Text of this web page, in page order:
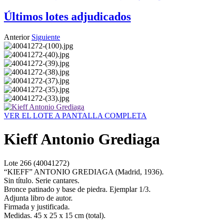
Últimos lotes adjudicados
Anterior Siguiente
VER EL LOTE A PANTALLA COMPLETA
Kieff Antonio Grediaga
Lote 266 (40041272)
“KIEFF” ANTONIO GREDIAGA (Madrid, 1936).
Sin título. Serie cantares.
Bronce patinado y base de piedra. Ejemplar 1/3.
Adjunta libro de autor.
Firmada y justificada.
Medidas. 45 x 25 x 15 cm (total).